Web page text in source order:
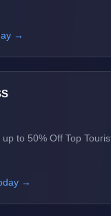
→
to 50% Off Top
→